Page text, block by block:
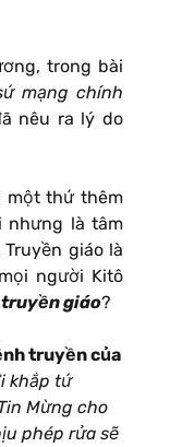
trong bài
mạng chính
nêu ra lý do
một thứ thêm
nhưng là tâm
giáo là
người Kitô
truyền giáo?
truyền của
khắp tứ
Mừng cho
phép rửa sẽ